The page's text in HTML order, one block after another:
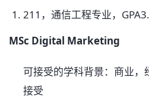
211，通信工程专业，
MSc Digital Marketing
可接受的学科背景：商业
接受